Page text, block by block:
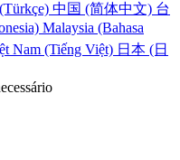
中国 (简体中文) 台
Malaysia (Bahasa
Nam (Tiếng Việt) 日本 (日